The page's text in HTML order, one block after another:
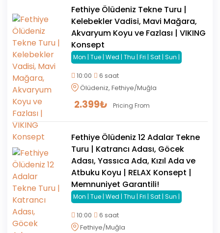
Fethiye Ölüdeniz Tekne Turu |
Kelebekler Vadisi, Mavi Mağara,
Akvaryum Koyu ve Fazlası | VIKING
Konsept
Mon | Tue | Wed | Thu | Fri | Sat | Sun |
10:00
6 saat
Ölüdeniz, Fethiye/Muğla
2.399₺ Pricing From
Fethiye Ölüdeniz 12 Adalar Tekne
Turu | Katrancı Adası, Göcek
Adası, Yassıca Ada, Kızıl Ada ve
Atbuku Koyu | RELAX Konsept |
Memnuniyet Garantili!
Mon | Tue | Wed | Thu | Fri | Sat | Sun |
10:00
6 saat
Fethiye/Muğla